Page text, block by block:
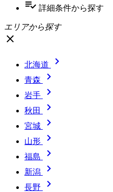
playlist_add_check 詳細条件から探す
エリアから探す
close
北海道 
青森 
岩手 
秋田 
宮城 
山形 
福島 
新潟 
長野 